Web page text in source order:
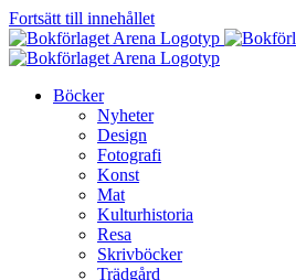
Fortsätt till innehållet
Böcker
Nyheter
Design
Fotografi
Konst
Mat
Kulturhistoria
Resa
Skrivböcker
Trädgård